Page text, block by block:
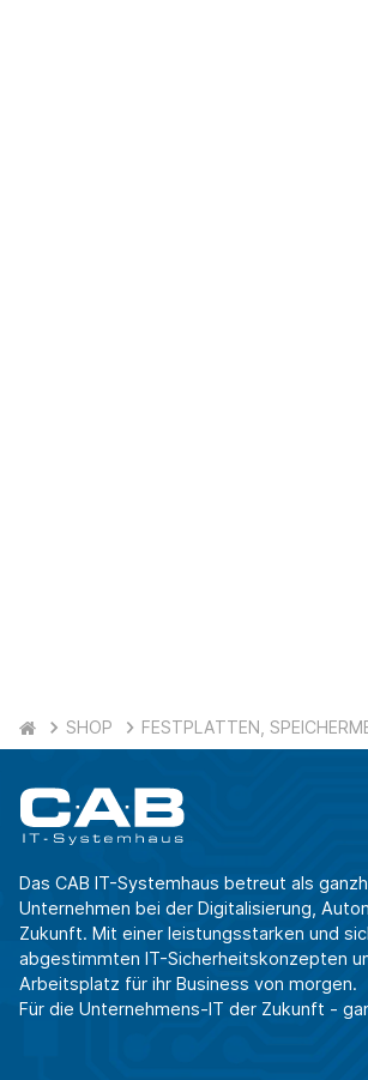
SHOP FESTPLATTEN,
Das CAB IT-Systemhaus betreut als
Unternehmen bei der Digitalisierung,
Zukunft. Mit einer leistungsstarken und
abgestimmten IT-Sicherheitskonzepten
Arbeitsplatz für ihr Business von morgen.
Für die Unternehmens-IT der Zukunft -